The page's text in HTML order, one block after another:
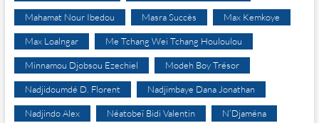
Mahamat Nour Ibedou Masra Succès Max Kemkoye
Max Loalngar Me Tchang Wei Tchang Houloulou
Minnamou Djobsou Ezechiel Modeh Boy Trésor
Nadjidoumdé D. Florent Nadjimbaye Dana Jonathan
Nadjindo Alex Néatobeï Bidi Valentin N’Djaména